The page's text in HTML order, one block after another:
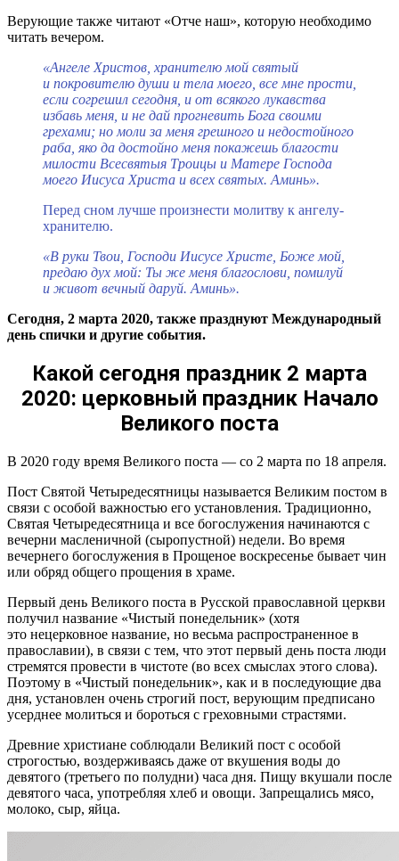
Верующие также читают «Отче наш», которую необходимо
читать вечером.
«Ангеле Христов, хранителю мой святый
и покровителю души и тела моего, все мне прости,
если согрешил сегодня, и от всякого лукавства
избавь меня, и не дай прогневить Бога своими
грехами; но моли за меня грешного и недостойного
раба, яко да достойно меня покажешь благости
милости Всесвятыя Троицы и Матере Господа
моего Иисуса Христа и всех святых. Аминь».
Перед сном лучше произнести молитву к ангелу-
хранителю.
«В руки Твои, Господи Иисусе Христе, Боже мой,
предаю дух мой: Ты же меня благослови, помилуй
и живот вечный даруй. Аминь».
Сегодня, 2 марта 2020, также празднуют Международный
день спички и другие события.
Какой сегодня праздник 2 марта
2020: церковный праздник Начало
Великого поста
В 2020 году время Великого поста — со 2 марта по 18 апреля.
Пост Святой Четыредесятницы называется Великим постом в
связи с особой важностью его установления. Традиционно,
Святая Четыредесятница и все богослужения начинаются с
вечерни масленичной (сыропустной) недели. Во время
вечернего богослужения в Прощеное воскресенье бывает чин
или обряд общего прощения в храме.
Первый день Великого поста в Русской православной церкви
получил название «Чистый понедельник» (хотя
это нецерковное название, но весьма распространенное в
православии), в связи с тем, что этот первый день поста люди
стремятся провести в чистоте (во всех смыслах этого слова).
Поэтому в «Чистый понедельник», как и в последующие два
дня, установлен очень строгий пост, верующим предписано
усерднее молиться и бороться с греховными страстями.
Древние христиане соблюдали Великий пост с особой
строгостью, воздерживаясь даже от вкушения воды до
девятого (третьего по полудни) часа дня. Пищу вкушали после
девятого часа, употребляя хлеб и овощи. Запрещались мясо,
молоко, сыр, яйца.